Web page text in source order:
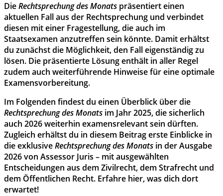
DieRechtsprechung des Monats präsentiert einen
aktuellen Fall aus der Rechtsprechung und verbindet
diesen mit einer Fragestellung, die auch im
Staatsexamen anzutreffen sein könnte. Damit erhältst
du zunächst die Möglichkeit, den Fall eigenständig zu
lösen. Die präsentierte Lösung enthält in aller Regel
zudem auch weiterführende Hinweise für eine optimale
Examensvorbereitung.
Im Folgenden findest du einen Überblick über die
Rechtsprechung des Monats im Jahr 2025, die sicherlich
auch 2026 weiterhin examensrelevant sein dürften.
Zugleich erhältst du in diesem Beitrag erste Einblicke in
die exklusiveRechtsprechung des Monats in der Ausgabe
2026 von Assessor Juris – mit ausgewählten
Entscheidungen aus dem Zivilrecht, dem Strafrecht und
dem Öffentlichen Recht. Erfahre hier, was dich dort
erwartet!